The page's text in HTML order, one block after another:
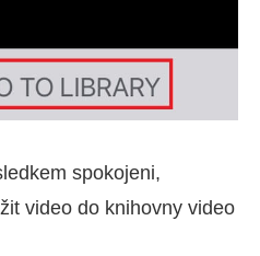
spokojeni,
video do knihovny video